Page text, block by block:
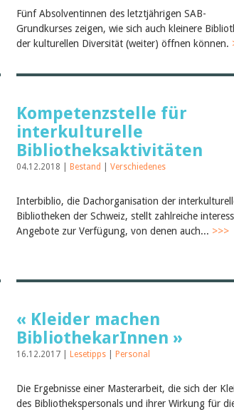
Fünf Absolventinnen des letztjährigen SAB-
Grundkurses zeigen, wie sich auch kleinere
der kulturellen Diversität (weiter) öffnen können.
Kompetenzstelle für
interkulturelle
Bibliotheksaktivitäten
04.12.2018 | Bestand Verschiedenes
Interbiblio, die Dachorganisation der
Bibliotheken der Schweiz, stellt zahlreiche
Angebote zur Verfügung, von denen auch... >>>
« Kleider machen
BibliothekarInnen »
16.12.2017 | Lesetipps Personal
Die Ergebnisse einer Masterarbeit, die sich der
des Bibliothekspersonals und ihrer Wirkung für